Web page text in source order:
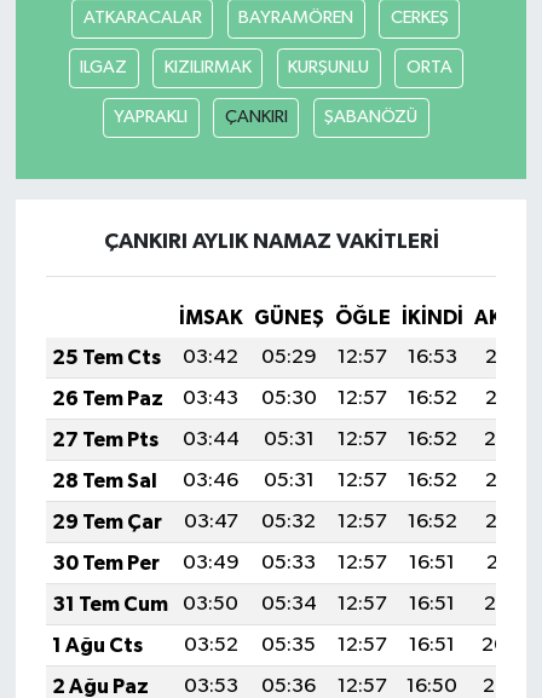
ATKARACALAR BAYRAMÖREN CERKEŞ
ILGAZ KIZILIRMAK KURŞUNLU ORTA
YAPRAKLI ÇANKIRI ŞABANÖZÜ
ÇANKIRI AYLIK NAMAZ VAKITLERI
İMSAK GÜNEŞ ÖĞLE İKINDI
25 Tem Cts
03:42 05:29 12:57 16:53
20:15
26 Tem Paz
03:43 05:30 12:57 16:52
20:15
27 Tem Pts
03:44 05:31 12:57 16:52
20:14
28 Tem Sal
03:46 05:31 12:57 16:52
20:13
29 Tem Çar
03:47 05:32 12:57 16:52
20:12
30 Tem Per
03:49 05:33 12:57 16:51
20:11
31 Tem Cum
03:50 05:34 12:57 16:51
20:10
1 Ağu Cts
03:52 05:35 12:57 16:51
20:09
2 Ağu Paz
03:53 05:36 12:57 16:50
20:08